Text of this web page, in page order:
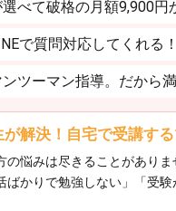
べて破格の月額9,900円
で質問対応してくれる！
ツーマン指導。だから
解決！自宅で受講す
悩みは尽きることがありま
ばかりで勉強しない」「受